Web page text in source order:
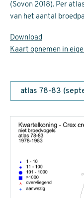
(Sovon 2018). Per
van het aantal
Download
Kaart opnemen in